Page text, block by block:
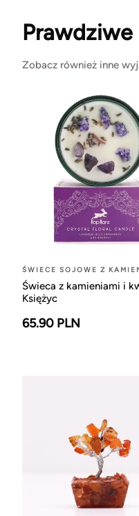
Prawdziwe
Zobacz również inne
ŚWIECE SOJOWE Z
Świeca z kamieniami i
Księżyc
65.90 PLN